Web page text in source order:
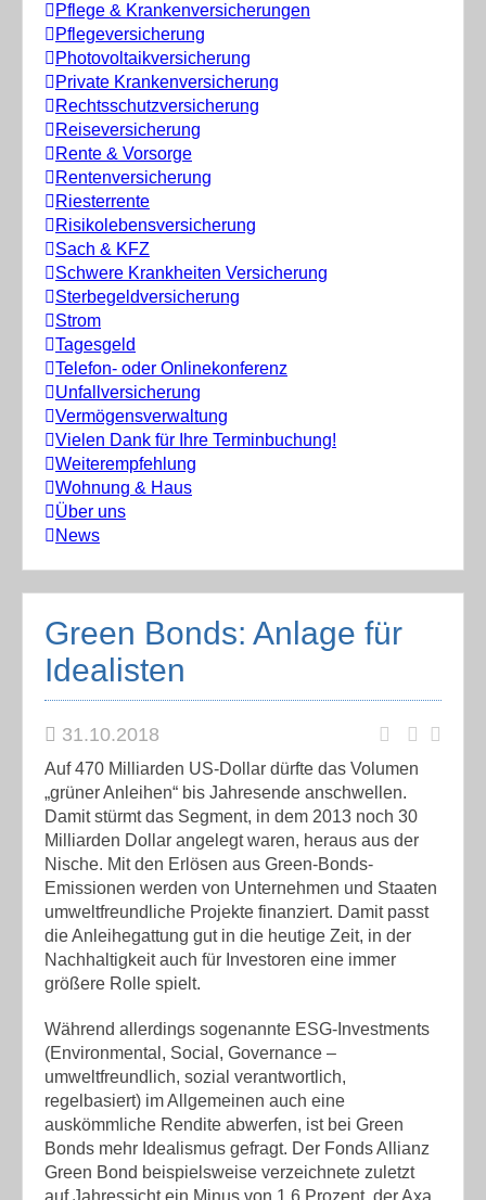
Pflege & Krankenversicherungen
Pflegeversicherung
Photovoltaikversicherung
Private Krankenversicherung
Rechtsschutzversicherung
Reiseversicherung
Rente & Vorsorge
Rentenversicherung
Riesterrente
Risikolebensversicherung
Sach & KFZ
Schwere Krankheiten Versicherung
Sterbegeldversicherung
Strom
Tagesgeld
Telefon- oder Onlinekonferenz
Unfallversicherung
Vermögensverwaltung
Vielen Dank für Ihre Terminbuchung!
Weiterempfehlung
Wohnung & Haus
Über uns
News
Green Bonds: Anlage für
Idealisten
31.10.2018
Auf 470 Milliarden US-Dollar dürfte das Volumen
„grüner Anleihen“ bis Jahresende anschwellen.
Damit stürmt das Segment, in dem 2013 noch 30
Milliarden Dollar angelegt waren, heraus aus der
Nische. Mit den Erlösen aus Green-Bonds-
Emissionen werden von Unternehmen und Staaten
umweltfreundliche Projekte finanziert. Damit passt
die Anleihegattung gut in die heutige Zeit, in der
Nachhaltigkeit auch für Investoren eine immer
größere Rolle spielt.
Während allerdings sogenannte ESG-Investments
(Environmental, Social, Governance –
umweltfreundlich, sozial verantwortlich,
regelbasiert) im Allgemeinen auch eine
auskömmliche Rendite abwerfen, ist bei Green
Bonds mehr Idealismus gefragt. Der Fonds Allianz
Green Bond beispielsweise verzeichnete zuletzt
auf Jahressicht ein Minus von 1,6 Prozent, der Axa